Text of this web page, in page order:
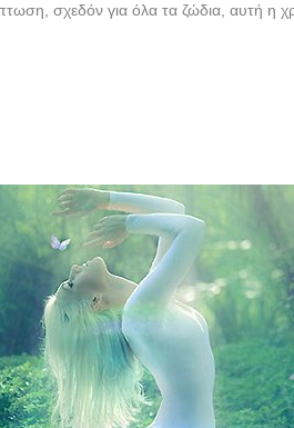
σχεδόν για όλα τα ζώδια, αυτή η